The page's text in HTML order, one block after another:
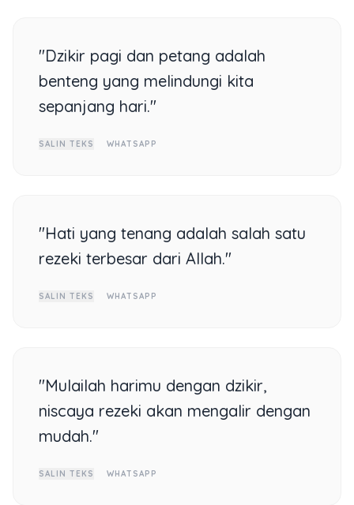
"Dzikir pagi dan petang adalah
benteng yang melindungi kita
sepanjang hari."
SALIN TEKS WHATSAPP
"Hati yang tenang adalah salah satu
rezeki terbesar dari Allah."
SALIN TEKS WHATSAPP
"Mulailah harimu dengan dzikir,
niscaya rezeki akan mengalir dengan
mudah."
SALIN TEKS WHATSAPP